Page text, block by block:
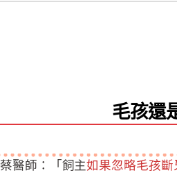
毛孩還
蔡醫師：「飼主如果忽略毛孩斷